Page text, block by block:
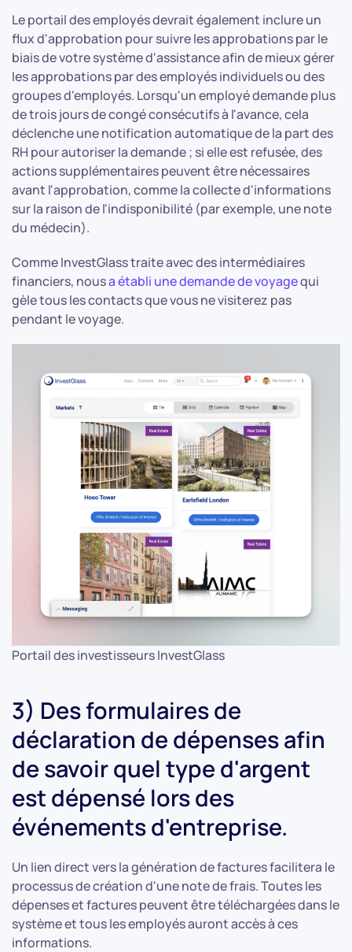
Le portail des employés devrait également inclure un
flux d'approbation pour suivre les approbations par le
biais de votre système d'assistance afin de mieux gérer
les approbations par des employés individuels ou des
groupes d'employés. Lorsqu'un employé demande plus
de trois jours de congé consécutifs à l'avance, cela
déclenche une notification automatique de la part des
RH pour autoriser la demande ; si elle est refusée, des
actions supplémentaires peuvent être nécessaires
avant l'approbation, comme la collecte d'informations
sur la raison de l'indisponibilité (par exemple, une note
du médecin).
Comme InvestGlass traite avec des intermédiaires
financiers, nousa établi une demande de voyagequi
gèle tous les contacts que vous ne visiterez pas
pendant le voyage.
Portail des investisseurs InvestGlass
3) Des formulaires de
déclaration de dépenses afin
de savoir quel type d'argent
est dépensé lors des
événements d'entreprise.
Un lien direct vers la génération de factures facilitera le
processus de création d'une note de frais. Toutes les
dépenses et factures peuvent être téléchargées dans le
système et tous les employés auront accès à ces
informations.